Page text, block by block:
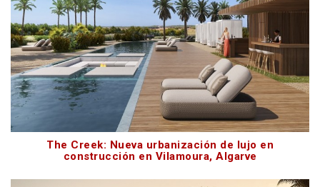
The Creek: Nueva urbanización de lujo en
construcción en Vilamoura, Algarve